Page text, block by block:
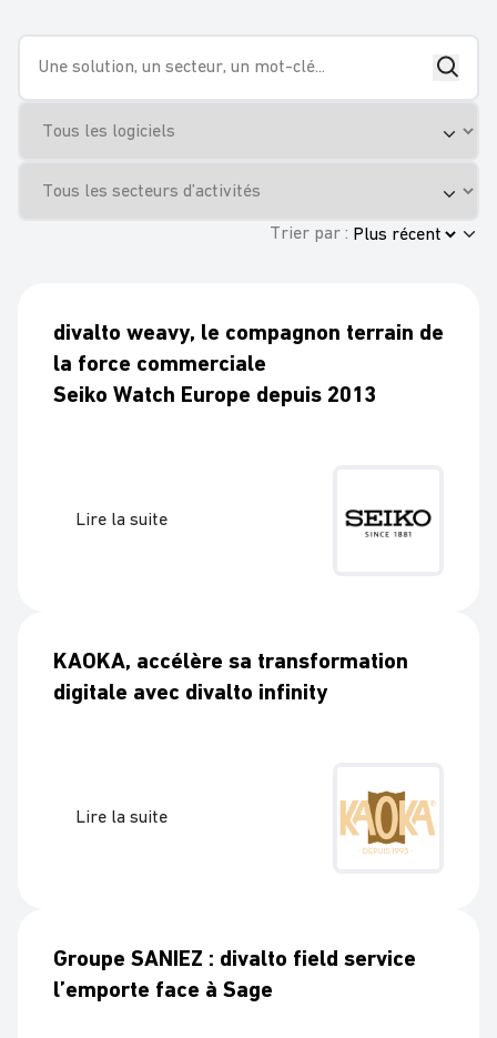
Trier par :
divalto weavy, le compagnon terrain de
la force commerciale
Seiko Watch Europe depuis 2013
Lire la suite
KAOKA, accélère sa transformation
digitale avec divalto infinity
Lire la suite
Groupe SANIEZ : divalto field service
l’emporte face à Sage